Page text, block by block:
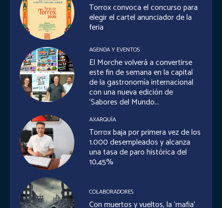
Torrox convoca el concurso para
elegir el cartel anunciador de la
feria
AGENDA Y EVENTOS
El Morche volverá a convertirse
este fin de semana en la capital
de la gastronomía internacional
con una nueva edición de
‘Sabores del Mundo...
AXARQUÍA
Torrox baja por primera vez de los
1.000 desempleados y alcanza
una tasa de paro histórica del
10,45%
COLABORADORES
Con muertos y vueltos, la ‘mafia’